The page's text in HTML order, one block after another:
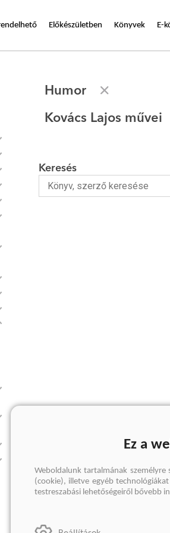
Előkészületben Könyvek E-
Humor
Kovács Lajos művei
Keresés
Ez a
Weboldalunk tartalmának
(cookie), illetve egyéb
testreszabási lehetőségeiről bővebb